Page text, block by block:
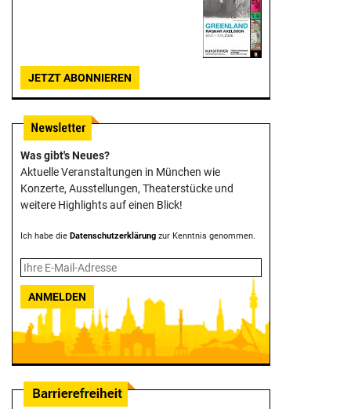
JETZT ABONNIEREN
Was gibt's Neues?
Aktuelle Veranstaltungen in München wie
Konzerte, Ausstellungen, Theater­stücke und
weitere Highlights auf einen Blick!
Ich habe die Datenschutzerklärung zur Kenntnis genommen.
ANMELDEN